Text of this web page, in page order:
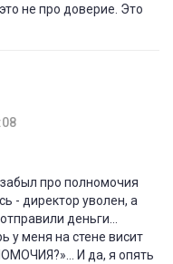
не про доверие. Это
про полномочия
- директор уволен, а
деньги...
у меня на стене висит
И да, я опять